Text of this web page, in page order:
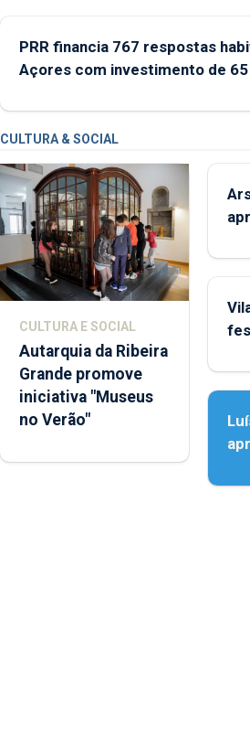
PRR financia 767 respostas
Açores com investimento de 65
CULTURA & SOCIAL
CULTURA E SOCIAL
Autarquia da Ribeira
Grande promove
iniciativa "Museus
no Verão"